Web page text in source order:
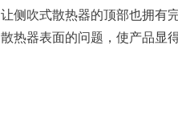
让侧吹式散热器的顶部也拥有
散热器表面的问题，使产品显